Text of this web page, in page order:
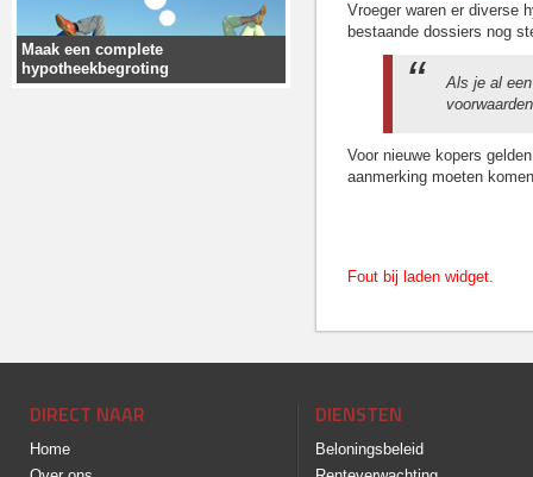
Maak een complete
hypotheekbegroting
Vroeger waren er diverse
bestaande dossiers nog
Als je al
Voor nieuwe kopers
aanmerking moeten
Fout bij laden widget.
DIRECT NAAR
Home
DIENSTEN
Beloningsbeleid